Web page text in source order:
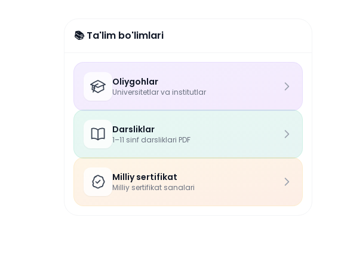
📚 Ta'lim bo'limlari
Oliygohlar
Universitetlar va institutlar
Darsliklar
1–11 sinf darsliklari PDF
Milliy sertifikat
Milliy sertifikat sanalari